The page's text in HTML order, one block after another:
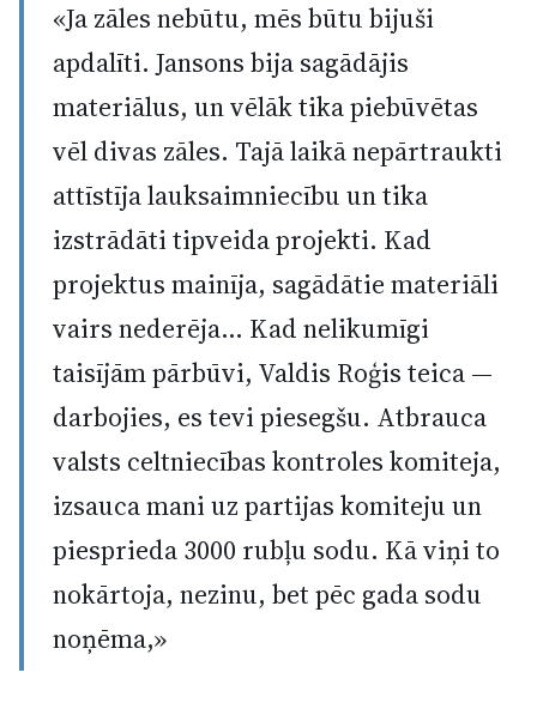
«Ja zāles nebūtu, mēs būtu bijuši
apdalīti. Jansons bija sagādājis
materiālus, un vēlāk tika piebūvētas
vēl divas zāles. Tajā laikā nepārtraukti
attīstīja lauksaimniecību un tika
izstrādāti tipveida projekti. Kad
projektus mainīja, sagādātie materiāli
vairs nederēja… Kad nelikumīgi
taisījām pārbūvi, Valdis Roģis teica —
darbojies, es tevi piesegšu. Atbrauca
valsts celtniecības kontroles komiteja,
izsauca mani uz partijas komiteju un
piesprieda 3000 rubļu sodu. Kā viņi to
nokārtoja, nezinu, bet pēc gada sodu
noņēma,»